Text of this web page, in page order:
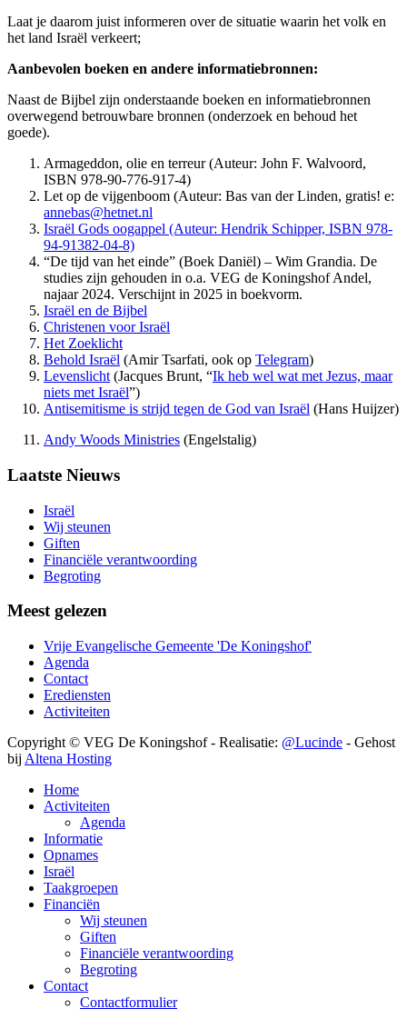
Laat je daarom juist informeren over de situatie waarin het volk en
het land Israël verkeert;
Aanbevolen boeken en andere informatiebronnen:
Naast de Bijbel zijn onderstaande boeken en informatiebronnen
overwegend betrouwbare bronnen (onderzoek en behoud het
goede).
Armageddon, olie en terreur (Auteur: John F. Walvoord,
ISBN 978-90-776-917-4)
Let op de vijgenboom (Auteur: Bas van der Linden, gratis! e:
annebas@hetnet.nl
Israël Gods oogappel (Auteur: Hendrik Schipper, ISBN 978-
94-91382-04-8)
“De tijd van het einde” (Boek Daniël) – Wim Grandia. De
studies zijn gehouden in o.a. VEG de Koningshof Andel,
najaar 2024. Verschijnt in 2025 in boekvorm.
Israël en de Bijbel
Christenen voor Israël
Het Zoeklicht
Behold Israël (Amir Tsarfati, ook op Telegram)
Levenslicht (Jacques Brunt, “Ik heb wel wat met Jezus, maar
niets met Israël”)
Antisemitisme is strijd tegen de God van Israël (Hans Huijzer)
Andy Woods Ministries (Engelstalig)
Laatste Nieuws
Israël
Wij steunen
Giften
Financiële verantwoording
Begroting
Meest gelezen
Vrije Evangelische Gemeente 'De Koningshof'
Agenda
Contact
Erediensten
Activiteiten
Copyright © VEG De Koningshof - Realisatie: @Lucinde - Gehost
bij Altena Hosting
Home
Activiteiten
Agenda
Informatie
Opnames
Israël
Taakgroepen
Financiën
Wij steunen
Giften
Financiële verantwoording
Begroting
Contact
Contactformulier